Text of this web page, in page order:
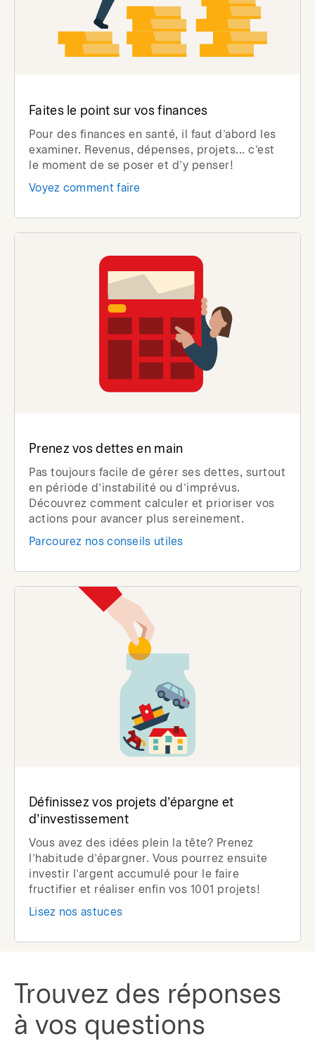
Faites le point sur vos finances
Pour des finances en santé, il faut d’abord les
examiner. Revenus, dépenses, projets... c’est
le moment de se poser et d’y penser!
Voyez comment faire
Prenez vos dettes en main
Pas toujours facile de gérer ses dettes, surtout
en période d’instabilité ou d’imprévus.
Découvrez comment calculer et prioriser vos
actions pour avancer plus sereinement.
Parcourez nos conseils utiles
Définissez vos projets d’épargne et
d’investissement
Vous avez des idées plein la tête? Prenez
l’habitude d’épargner. Vous pourrez ensuite
investir l’argent accumulé pour le faire
fructifier et réaliser enfin vos 1001 projets!
Lisez nos astuces
Trouvez des réponses
à vos questions